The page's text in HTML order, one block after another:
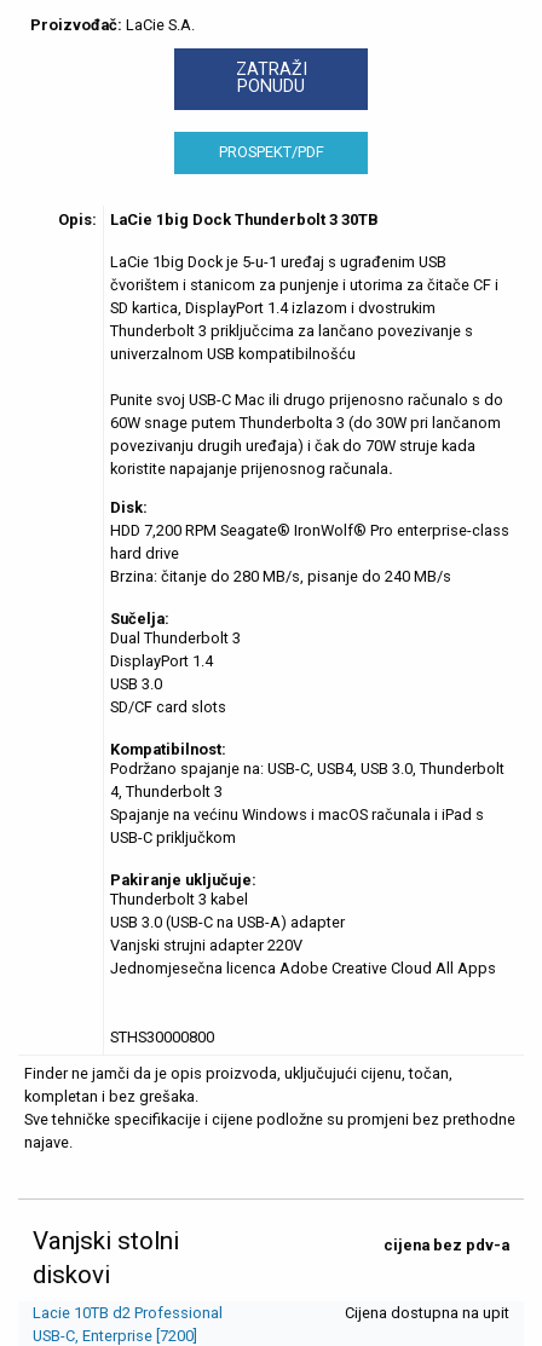
Proizvođač: LaCie S.A.
ZATRAŽI
PONUDU
PROSPEKT/PDF
Opis: LaCie 1big Dock Thunderbolt 3 30TB
LaCie 1big Dock je 5-u-1 uređaj s ugrađenim USB
čvorištem i stanicom za punjenje i utorima za čitače CF i
SD kartica, DisplayPort 1.4 izlazom i dvostrukim
Thunderbolt 3 priključcima za lančano povezivanje s
univerzalnom USB kompatibilnošću
Punite svoj USB-C Mac ili drugo prijenosno računalo s do
60W snage putem Thunderbolta 3 (do 30W pri lančanom
povezivanju drugih uređaja) i čak do 70W struje kada
koristite napajanje prijenosnog računala.
Disk:
HDD 7,200 RPM Seagate® IronWolf® Pro enterprise-class
hard drive
Brzina: čitanje do 280 MB/s, pisanje do 240 MB/s
Sučelja:
Dual Thunderbolt 3
DisplayPort 1.4
USB 3.0
SD/CF card slots
Kompatibilnost:
Podržano spajanje na: USB-C, USB4, USB 3.0, Thunderbolt
4, Thunderbolt 3
Spajanje na većinu Windows i macOS računala i iPad s
USB-C priključkom
Pakiranje uključuje:
Thunderbolt 3 kabel
USB 3.0 (USB-C na USB-A) adapter
Vanjski strujni adapter 220V
Jednomjesečna licenca Adobe Creative Cloud All Apps
STHS30000800
Finder ne jamči da je opis proizvoda, uključujući cijenu, točan,
kompletan i bez grešaka.
Sve tehničke specifikacije i cijene podložne su promjeni bez prethodne
najave.
Vanjski stolni
diskovi
cijena bez pdv-a
Lacie 10TB d2 Professional
USB-C, Enterprise [7200]
Cijena dostupna na upit